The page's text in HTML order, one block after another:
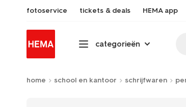
fotoservice tickets & deals HEMA app
categorieën
home school en kantoor schrijfwaren